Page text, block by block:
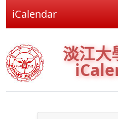
iCalendar
淡江大